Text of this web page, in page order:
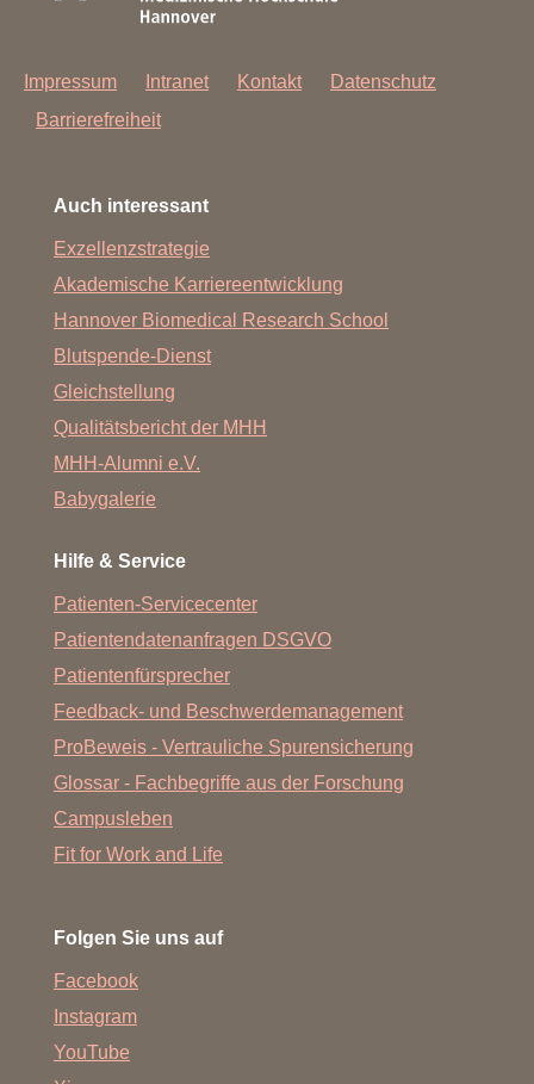
Impressum Intranet Kontakt
Datenschutz
Barrierefreiheit
Auch interessant
Exzellenzstrategie
Akademische Karriereentwicklung
Hannover Biomedical Research School
Blutspende-Dienst
Gleichstellung
Qualitätsbericht der MHH
MHH-Alumni e.V.
Babygalerie
Hilfe & Service
Patienten-Servicecenter
Patientendatenanfragen DSGVO
Patientenfürsprecher
Feedback- und Beschwerdemanagement
ProBeweis - Vertrauliche Spurensicherung
Glossar - Fachbegriffe aus der Forschung
Campusleben
Fit for Work and Life
Folgen Sie uns auf
Facebook
Instagram
YouTube